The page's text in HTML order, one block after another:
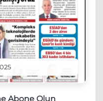
Abone Olun